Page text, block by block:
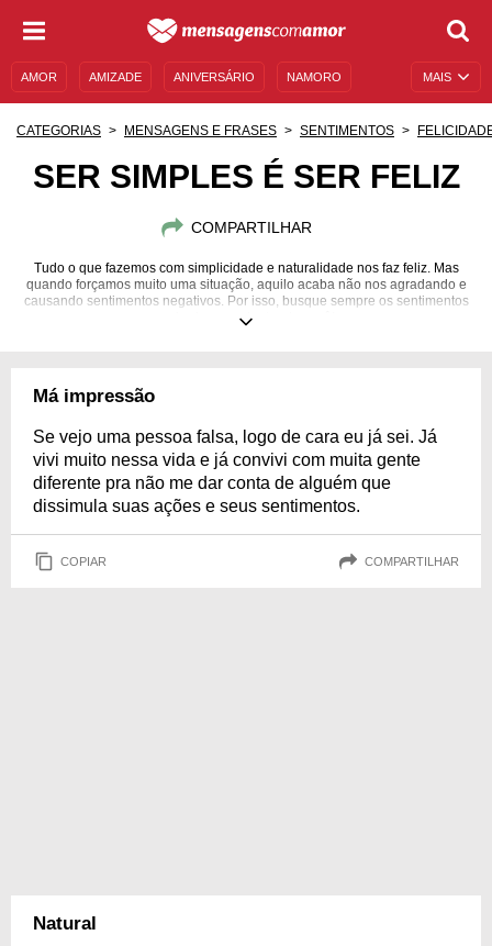
MAIS
AMOR AMIZADE ANIVERSÁRIO NAMORO
CATEGORIAS MENSAGENS E FRASES SENTIMENTOS
SER SIMPLES É SER FELIZ
COMPARTILHAR
Tudo o que fazemos com simplicidade e naturalidade nos faz feliz. Mas
quando forçamos muito uma situação, aquilo acaba não nos agradando e
causando sentimentos negativos. Por isso, busque sempre os sentimentos
mais sinceros dentro de você!
Má impressão
Se vejo uma pessoa falsa, logo de cara eu já sei. Já
vivi muito nessa vida e já convivi com muita gente
diferente pra não me dar conta de alguém que
dissimula suas ações e seus sentimentos.
COPIAR COMPARTILHAR
Natural